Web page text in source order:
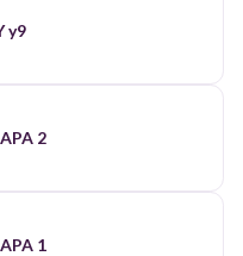
y9
2
1